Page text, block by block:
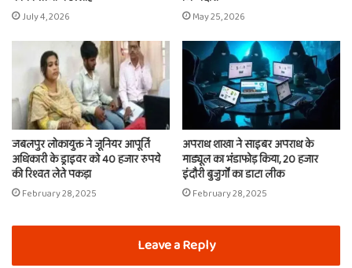
July 4, 2026 May 25, 2026
जबलपुर लोकायुक्त ने जूनियर आपूर्ति
अधिकारी के ड्राइवर को 40 हजार रुपये
की रिश्वत लेते पकड़ा
February 28, 2025
अपराध शाखा ने साइबर अपराध के
माड्यूल का भंडाफोड़ किया, 20 हजार
इंदौरी बुजुर्गों का डाटा लीक
February 28, 2025
Leave a Reply